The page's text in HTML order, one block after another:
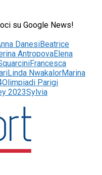
su Google News!
DanesiBeatrice
AntropovaElena
Francesca
Linda NwakalorMarina
Olimpiadi Parigi
2023Sylvia